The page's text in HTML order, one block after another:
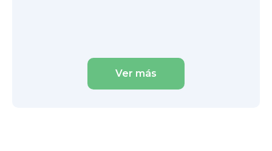
Ver más